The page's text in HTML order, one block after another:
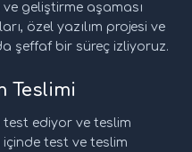
ve geliştirme aşaması
özel yazılım projesi ve
şeffaf bir süreç izliyoruz.
Teslimi
test ediyor ve teslim
içinde test ve teslim